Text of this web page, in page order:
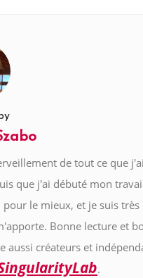
de tout ce que
que j'ai débuté mon
le mieux, et je suis très
Bonne lecture et
aussi créateurs et
.